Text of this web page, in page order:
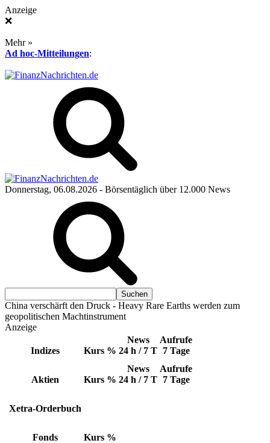
Anzeige
❌
Mehr »
Ad hoc-Mitteilungen:
Donnerstag, 06.08.2026 - Börsentäglich über 12.000 News
China verschärft den Druck - Heavy Rare Earths werden zum
geopolitischen Machtinstrument
Anzeige
Indizes Kurs %
News
24 h / 7 T
Aufrufe
7 Tage
Aktien Kurs %
News
24 h / 7 T
Aufrufe
7 Tage
Xetra-Orderbuch
Fonds Kurs %